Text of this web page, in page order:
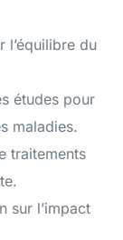
l’équilibre du
études pour
maladies.
traitements
sur l’impact